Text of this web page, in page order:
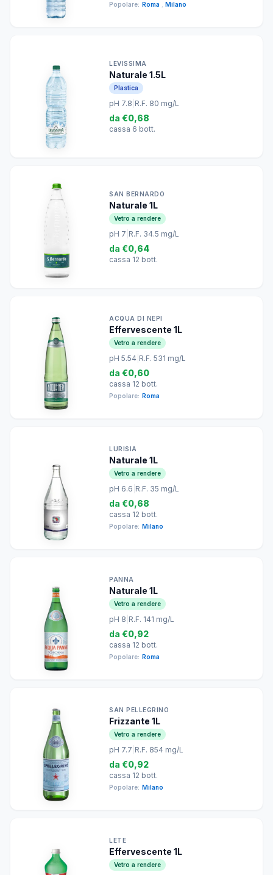
Popolare: Roma Milano
LEVISSIMA
Naturale 1.5L
Plastica
pH 7.8 R.F. 80 mg/L
da €0,68
cassa 6 bott.
SAN BERNARDO
Naturale 1L
Vetro a rendere
pH 7 R.F. 34.5 mg/L
da €0,64
cassa 12 bott.
ACQUA DI NEPI
Effervescente 1L
Vetro a rendere
pH 5.54 R.F. 531 mg/L
da €0,60
cassa 12 bott.
Popolare: Roma
LURISIA
Naturale 1L
Vetro a rendere
pH 6.6 R.F. 35 mg/L
da €0,68
cassa 12 bott.
Popolare: Milano
PANNA
Naturale 1L
Vetro a rendere
pH 8 R.F. 141 mg/L
da €0,92
cassa 12 bott.
Popolare: Roma
SAN PELLEGRINO
Frizzante 1L
Vetro a rendere
pH 7.7 R.F. 854 mg/L
da €0,92
cassa 12 bott.
Popolare: Milano
LETE
Effervescente 1L
Vetro a rendere